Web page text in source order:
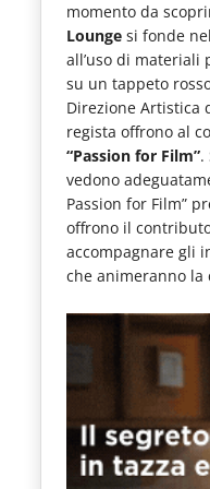
le
novità
del
comparto
Horeca.
momento da
Lounge si fonde
all’uso di materiali
su un tappeto
Direzione Artistica
regista offrono al
“Passion for Film”.
vedono
Passion for Film”
offrono il
accompagnare gli
che animeranno la